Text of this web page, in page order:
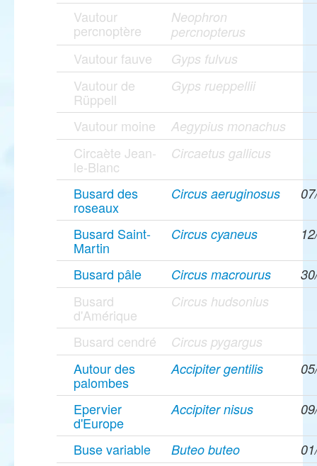
Vautour
percnoptère
Neophron
percnopterus
Vautour fauve Gyps fulvus
Vautour de
Rüppell
Gyps rueppellii
Vautour moine Aegypius monachus
Circaète Jean-
le-Blanc
Circaetus gallicus
Busard des
roseaux
Circus aeruginosus
Busard Saint-
Martin
Circus cyaneus
Busard pâle Circus macrourus
Busard
d'Amérique
Circus hudsonius
Busard cendré Circus pygargus
Autour des
palombes
Accipiter gentilis
Epervier
d'Europe
Accipiter nisus
Buse variable Buteo buteo